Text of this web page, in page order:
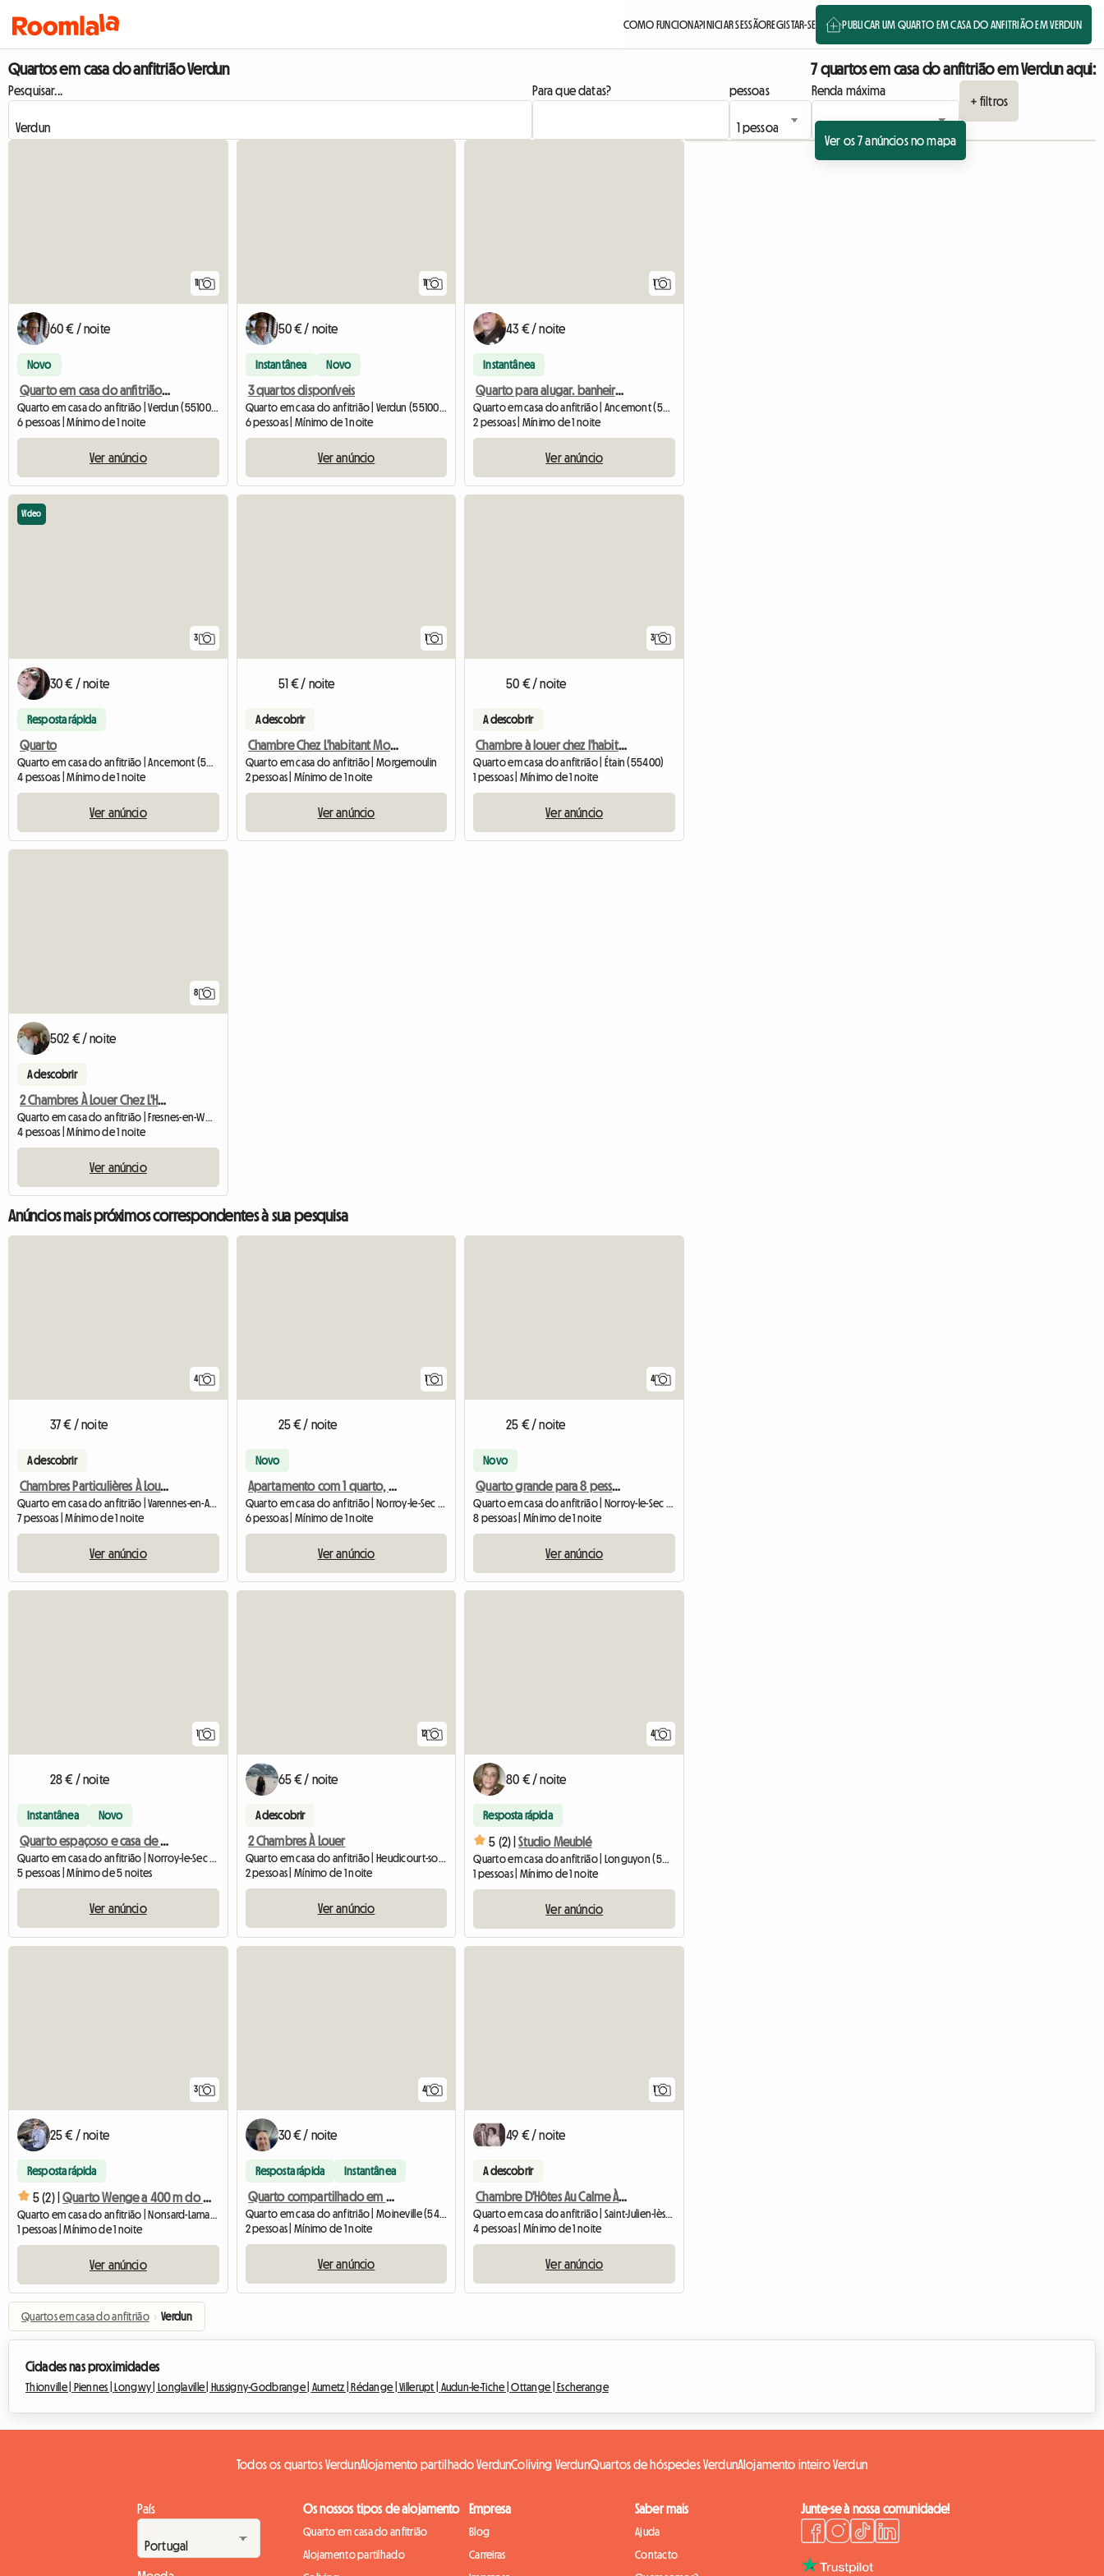
COMO FUNCIONA?INICIAR SESSÃOREGISTAR-SE PUBLICAR UM QUARTO EM CASA DO ANFITRIÃO EM VERDUN
Quartos em casa do anfitrião Verdun 7 quartos em casa do anfitrião em Verdun aqui:
Pesquisar... Para que datas? pessoas
Renda máxima
+ filtros
Ver os 7 anúncios no mapa
11
60 € / noite
Novo
Quarto em casa do anfitrião num ambiente excelente
Quarto em casa do anfitrião | Verdun (55100) | 12 M2
6 pessoas | Mínimo de 1 noite
Ver anúncio
11
50 € / noite
Instantânea Novo
3 quartos disponíveis
Quarto em casa do anfitrião | Verdun (55100) | 12 M2
6 pessoas | Mínimo de 1 noite
Ver anúncio
1
43 € / noite
Instantânea
Quarto para alugar. banheiro e toalete.biechauf
Quarto em casa do anfitrião | Ancemont (55320) | 40 M2
2 pessoas | Mínimo de 1 noite
Ver anúncio
3
Vídeo
30 € / noite
Resposta rápida
Quarto
Quarto em casa do anfitrião | Ancemont (55320) | 100 M2
4 pessoas | Mínimo de 1 noite
Ver anúncio
51 € / noite
A descobrir
Chambre Chez L'habitant Morgemoulin
Quarto em casa do anfitrião | Morgemoulin
2 pessoas | Mínimo de 1 noite
Ver anúncio
3
50 € / noite
A descobrir
Chambre à louer chez l'habitant
Quarto em casa do anfitrião | Étain (55400)
1 pessoas | Mínimo de 1 noite
Ver anúncio
8
502 € / noite
A descobrir
2 Chambres À Louer Chez L'Habitant
4 pessoas | Mínimo de 1 noite
Ver anúncio
Anúncios mais próximos correspondentes à sua pesquisa
4
37 € / noite
A descobrir
Chambres Particulières À Louer
Quarto em casa do anfitrião | Varennes-en-Argonne (55270)
7 pessoas | Mínimo de 1 noite
Ver anúncio
1
25 € / noite
Novo
Apartamento com 1 quarto, equipado com frigorífico e placa de cozinha
Quarto em casa do anfitrião | Norroy-le-Sec (54150) | 26 M2
6 pessoas | Mínimo de 1 noite
Ver anúncio
4
25 € / noite
Novo
Quarto grande para 8 pessoas para alugar
Quarto em casa do anfitrião | Norroy-le-Sec (54150) | 26 M2
8 pessoas | Mínimo de 1 noite
Ver anúncio
1
28 € / noite
Instantânea Novo
Quarto espaçoso e casa de banho privada
Quarto em casa do anfitrião | Norroy-le-Sec (54150) | 25 M2
5 pessoas | Mínimo de 5 noites
Ver anúncio
12
65 € / noite
A descobrir
2 Chambres À Louer
Quarto em casa do anfitrião | Heudicourt-sous-les-Côtes (55210)
2 pessoas | Mínimo de 1 noite
Ver anúncio
4
80 € / noite
Resposta rápida
5 (2) | Studio Meublé
Quarto em casa do anfitrião | Longuyon (54260)
1 pessoas | Mínimo de 1 noite
Ver anúncio
3
25 € / noite
Resposta rápida
5 (2) | Quarto Wenge a 400 m do Lago Madine
Quarto em casa do anfitrião | Nonsard-Lamarche (55210)
1 pessoas | Mínimo de 1 noite
Ver anúncio
4
30 € / noite
Resposta rápida Instantânea
Quarto compartilhado em uma linda casa em espaço compartilhado
Quarto em casa do anfitrião | Moineville (54580) | 11 M2
2 pessoas | Mínimo de 1 noite
Ver anúncio
49 € / noite
A descobrir
Chambre D'Hôtes Au Calme À Louer
Quarto em casa do anfitrião | Saint-Julien-lès-Gorze (54470)
4 pessoas | Mínimo de 1 noite
Ver anúncio
Quartos em casa do anfitrião › Verdun
Cidades nas proximidades
Thionville | Piennes | Longwy | Longlaville | Hussigny-Godbrange | Aumetz | Rédange |Villerupt | Audun-le-Tiche |Ottange | Escherange
Todos os quartos VerdunAlojamento partilhado VerdunColiving VerdunQuartos de hóspedes VerdunAlojamento inteiro Verdun
País Os nossos tipos de alojamento
Quarto em casa do anfitrião
Alojamento partilhado
Empresa
Blog
Carreiras
Saber mais
Ajuda
Contacto
Junte-se à nossa comunidade!